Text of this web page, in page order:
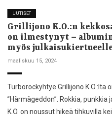
UUTISET
Grillijono K.O.:n
on ilmestynyt –
myös
maaliskuu 15, 2024
Turborockyhtye Grillijono K.O.:lta
”Härmägeddon”. Rokkia,
K.O. on noussut hikeä tihkuvilla